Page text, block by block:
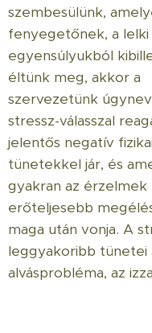
szembesülünk,
fenyegetőnek, a lelki
egyensúlyukból
éltünk meg, akkor a
szervezetünk
stressz-válasszal
jelentős negatív fizikai
tünetekkel jár, és
gyakran az érzelmek
erőteljesebb
maga után vonja. A
leggyakoribb tünetei
alvásprobléma, az